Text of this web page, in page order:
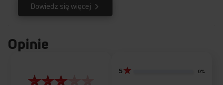
Dowiedz się więcej
Opinie
5 0%